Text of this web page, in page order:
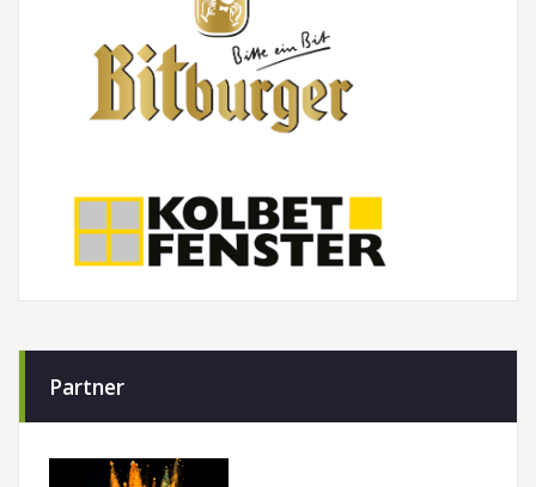
Partner